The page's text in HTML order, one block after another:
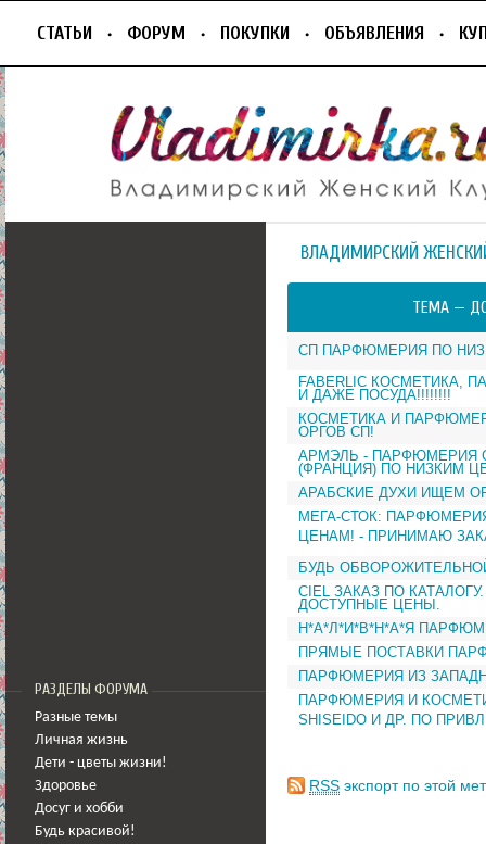
СТАТЬИ ФОРУМ ПОКУПКИ ОБЪЯВЛЕНИЯ
РАЗДЕЛЫ ФОРУМА
Разные темы
Личная жизнь
Дети - цветы жизни!
Здоровье
Досуг и хобби
Будь красивой!
ВЛАДИМИРСКИЙ
ТЕМА —
СП ПАРФЮМЕРИЯ ПО
FABERLIC КОСМЕТИКА,
И ДАЖЕ ПОСУДА!!!!!!!!
КОСМЕТИКА И
ОРГОВ СП!
АРМЭЛЬ - ПАРФЮМЕРИЯ
(ФРАНЦИЯ) ПО НИЗКИМ
АРАБСКИЕ ДУХИ ИЩЕМ
МЕГА-СТОК:
ЦЕНАМ! - ПРИНИМАЮ
БУДЬ
CIEL ЗАКАЗ ПО
ДОСТУПНЫЕ ЦЕНЫ.
Н*А*Л*И*В*Н*А*Я
ПРЯМЫЕ ПОСТАВКИ
ПАРФЮМЕРИЯ ИЗ
ПАРФЮМЕРИЯ И
SHISEIDO И ДР. ПО
RSS экспорт по этой